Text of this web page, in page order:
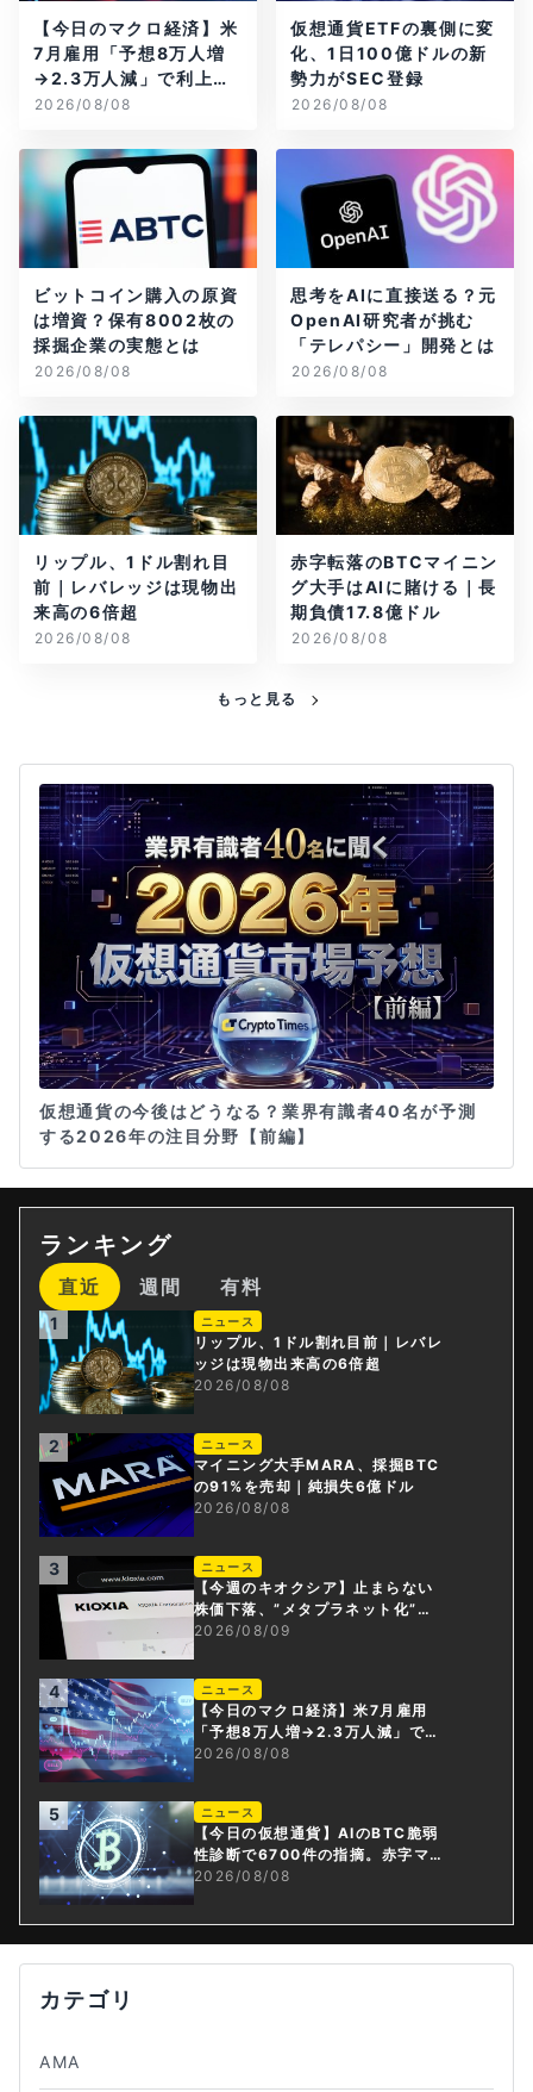
【今日のマクロ経済】米
7月雇用「予想8万人増
→2.3万人減」で利上げ
観測後退
2026/08/08
仮想通貨ETFの裏側に変
化、1日100億ドルの新
勢力がSEC登録
2026/08/08
ビットコイン購入の原資
は増資？保有8002枚の
採掘企業の実態とは
2026/08/08
思考をAIに直接送る？元
OpenAI研究者が挑む
「テレパシー」開発とは
2026/08/08
リップル、1ドル割れ目
前｜レバレッジは現物出
来高の6倍超
2026/08/08
赤字転落のBTCマイニン
グ大手はAIに賭ける｜長
期負債17.8億ドル
2026/08/08
もっと見る
仮想通貨の今後はどうなる？業界有識者40名が予測
する2026年の注目分野【前編】
ランキング
直近 週間 有料
1 ニュース
リップル、1ドル割れ目前｜レバレ
ッジは現物出来高の6倍超
2026/08/08
2 ニュース
マイニング大手MARA、採掘BTC
の91%を売却｜純損失6億ドル
2026/08/08
3 ニュース
【今週のキオクシア】止まらない
株価下落、”メタプラネット化”の
指摘は本当？
2026/08/09
4 ニュース
【今日のマクロ経済】米7月雇用
「予想8万人増→2.3万人減」で利
上げ観測後退
2026/08/08
5 ニュース
【今日の仮想通貨】AIのBTC脆弱
性診断で6700件の指摘。赤字マイ
ニング企業はAIに賭ける
2026/08/08
カテゴリ
AMA